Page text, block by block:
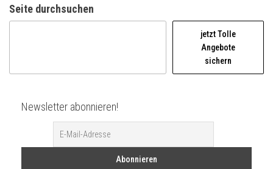
Seite durchsuchen
jetzt Tolle
Angebote
sichern
Newsletter abonnieren!